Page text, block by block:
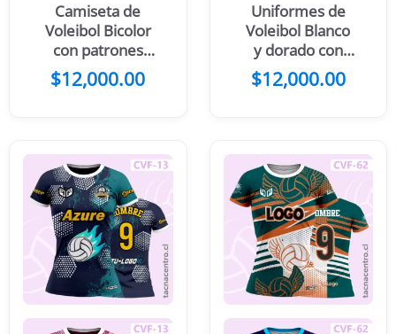
Camiseta de
Voleibol Bicolor
con patrones
lineales
diagonales
$12,000.00
Uniformes de
Voleibol Blanco
y dorado con
diseño de tigre
$12,000.00